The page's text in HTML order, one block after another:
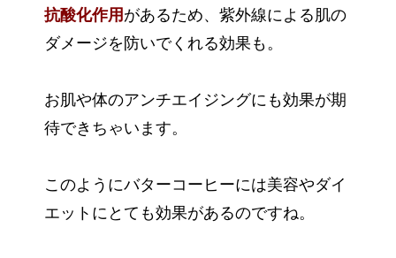
抗酸化作用 があるため、紫外線による肌の
ダメージを防いでくれる効果も。
お肌や体のアンチエイジングにも効果が期
待できちゃいます。
このようにバターコーヒーには美容やダイ
エットにとても効果があるのですね。